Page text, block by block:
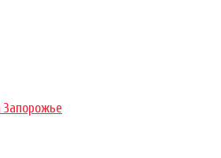
Запорожье